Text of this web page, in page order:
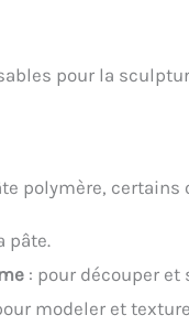
pour la
polymère,
pâte.
: pour découper
modeler et